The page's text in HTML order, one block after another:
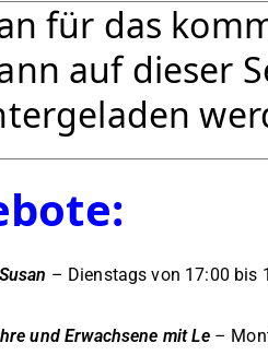
für das
auf dieser
– Dienstags von 17:00 bis
und Erwachsene mit Le –